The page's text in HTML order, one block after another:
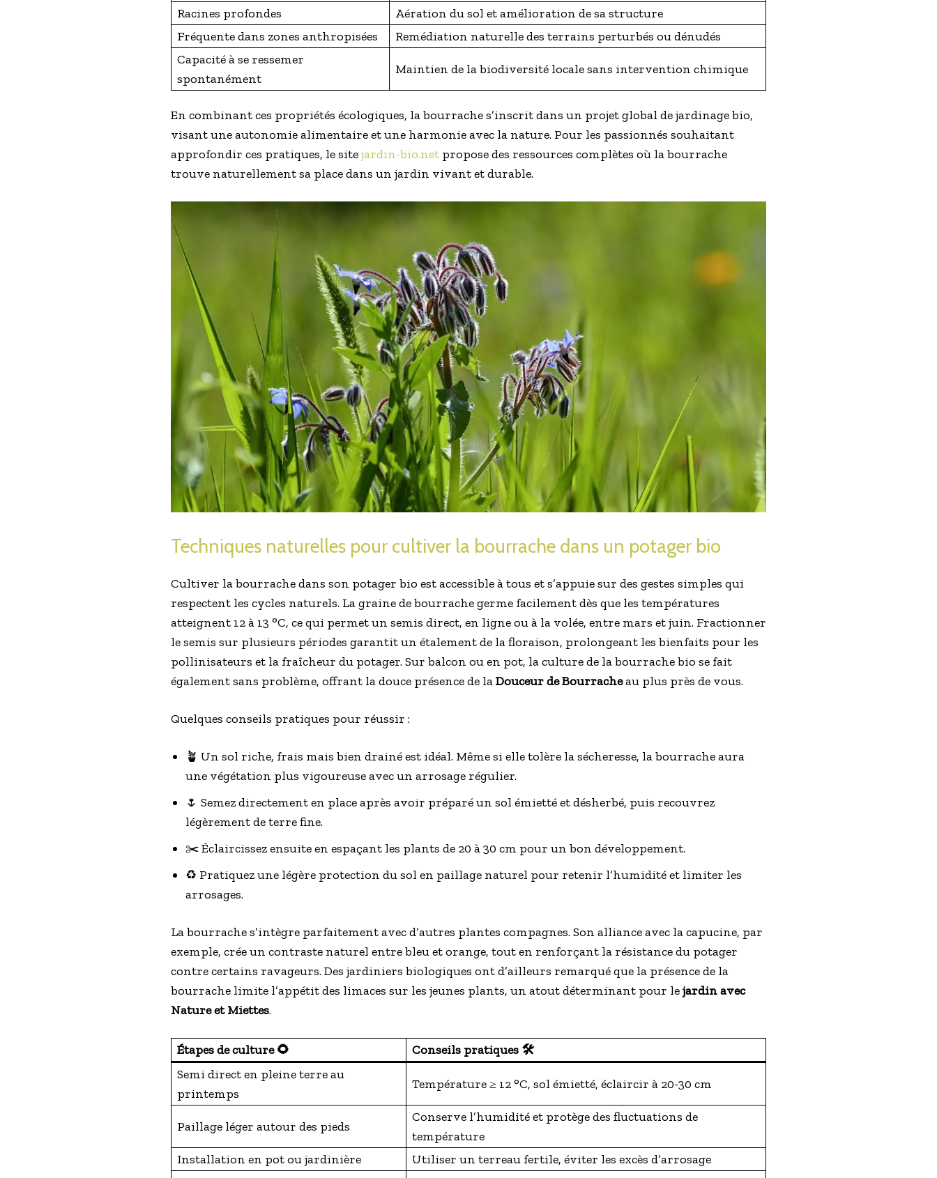
Racines profondes
Aération du sol et amélioration de sa structure
Fréquente dans zones anthropisées
Remédiation naturelle des terrains perturbés ou dénudés
Capacité à se ressemer
spontanément
Maintien de la biodiversité locale sans intervention chimique
En combinant ces propriétés écologiques, la bourrache s’inscrit dans un projet global de jardinage bio,
visant une autonomie alimentaire et une harmonie avec la nature. Pour les passionnés souhaitant
approfondir ces pratiques, le sitejardin-bio.netpropose des ressources complètes où la bourrache
trouve naturellement sa place dans un jardin vivant et durable.
Techniques naturelles pour cultiver la bourrache dans un potager bio
Cultiver la bourrache dans son potager bio est accessible à tous et s’appuie sur des gestes simples qui
respectent les cycles naturels. La graine de bourrache germe facilement dès que les températures
atteignent 12 à 13 °C, ce qui permet un semis direct, en ligne ou à la volée, entre mars et juin. Fractionner
le semis sur plusieurs périodes garantit un étalement de la floraison, prolongeant les bienfaits pour les
pollinisateurs et la fraîcheur du potager. Sur balcon ou en pot, la culture de la bourrache bio se fait
également sans problème, offrant la douce présence de laDouceur de Bourracheau plus près de vous.
Quelques conseils pratiques pour réussir :
🪴 Un sol riche, frais mais bien drainé est idéal. Même si elle tolère la sécheresse, la bourrache aura
une végétation plus vigoureuse avec un arrosage régulier.
🌷 Semez directement en place après avoir préparé un sol émietté et désherbé, puis recouvrez
légèrement de terre fine.
✂️ Éclaircissez ensuite en espaçant les plants de 20 à 30 cm pour un bon développement.
♻️ Pratiquez une légère protection du sol en paillage naturel pour retenir l’humidité et limiter les
arrosages.
La bourrache s’intègre parfaitement avec d’autres plantes compagnes. Son alliance avec la capucine, par
exemple, crée un contraste naturel entre bleu et orange, tout en renforçant la résistance du potager
contre certains ravageurs. Des jardiniers biologiques ont d’ailleurs remarqué que la présence de la
bourrache limite l’appétit des limaces sur les jeunes plants, un atout déterminant pour lejardin avec
Nature et Miettes.
Étapes de culture 🌻
Conseils pratiques 🛠️
Semi direct en pleine terre au
printemps
Température ≥ 12 °C, sol émietté, éclaircir à 20-30 cm
Paillage léger autour des pieds
Conserve l’humidité et protège des fluctuations de
température
Installation en pot ou jardinière
Utiliser un terreau fertile, éviter les excès d’arrosage